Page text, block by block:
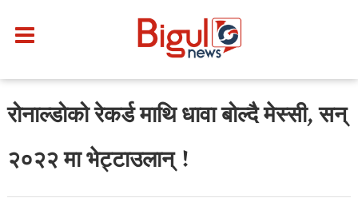
रोनाल्डोको रेकर्ड माथि धावा बोल्दै मेस्सी, सन्
२०२२ मा भेट्टाउलान् !